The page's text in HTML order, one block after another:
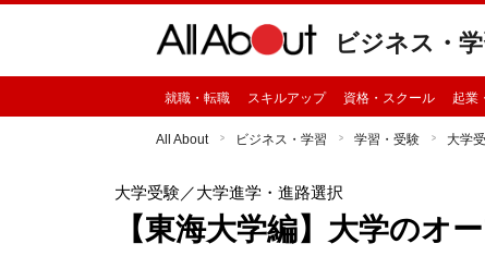
ビジネス・
就職・転職 スキルアップ 資格・スクール 起業
All About ビジネス・学習 学習・受験 大学
大学受験 ／大学進学・進路選択
【東海大学編】大学のオ